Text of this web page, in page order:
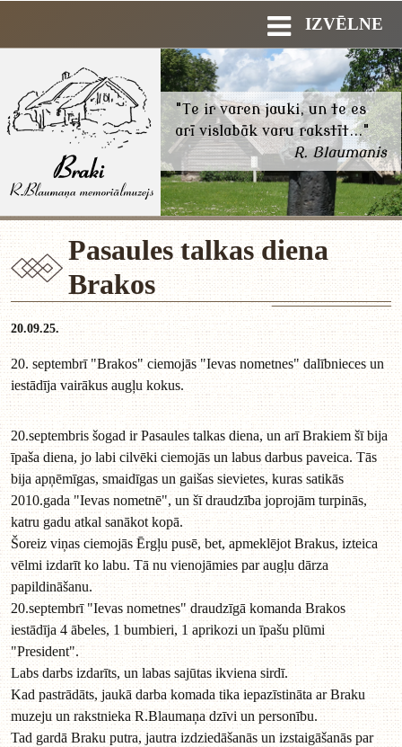
IZVĒLNE
"Te ir varen jauki, un te es
arī vislabāk varu rakstīt..."
R. Blaumanis
Pasaules talkas diena
Brakos
20.09.25.
20. septembrī "Brakos" ciemojās "Ievas nometnes" dalībnieces un
iestādīja vairākus augļu kokus.
20.septembris šogad ir Pasaules talkas diena, un arī Brakiem šī bija
īpaša diena, jo labi cilvēki ciemojās un labus darbus paveica. Tās
bija apņēmīgas, smaidīgas un gaišas sievietes, kuras satikās
2010.gada "Ievas nometnē", un šī draudzība joprojām turpinās,
katru gadu atkal sanākot kopā.
Šoreiz viņas ciemojās Ērgļu pusē, bet, apmeklējot Brakus, izteica
vēlmi izdarīt ko labu. Tā nu vienojāmies par augļu dārza
papildināšanu.
20.septembrī "Ievas nometnes" draudzīgā komanda Brakos
iestādīja 4 ābeles, 1 bumbieri, 1 aprikozi un īpašu plūmi
"President".
Labs darbs izdarīts, un labas sajūtas ikviena sirdī.
Kad pastrādāts, jaukā darba komada tika iepazīstināta ar Braku
muzeju un rakstnieka R.Blaumaņa dzīvi un personību.
Tad gardā Braku putra, jautra izdziedāšanās un izstaigāšanās par